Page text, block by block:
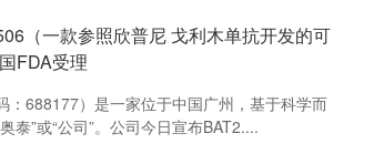
（一款参照欣普尼 戈利木单抗开发的可
FDA受理
688177）是一家位于中国广州，基于科学而
泰”或“公司”。公司今日宣布BAT2....